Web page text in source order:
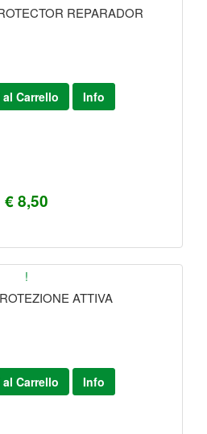
REPARADOR
€ 8,50
Carrello Info
!
ATTIVA
Carrello Info